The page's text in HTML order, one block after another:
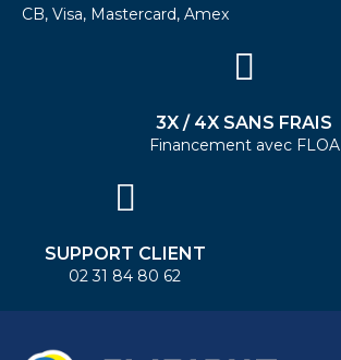
CB, Visa, Mastercard, Amex
3X / 4X SANS FRAIS
Financement avec FLOA
SUPPORT CLIENT
02 31 84 80 62